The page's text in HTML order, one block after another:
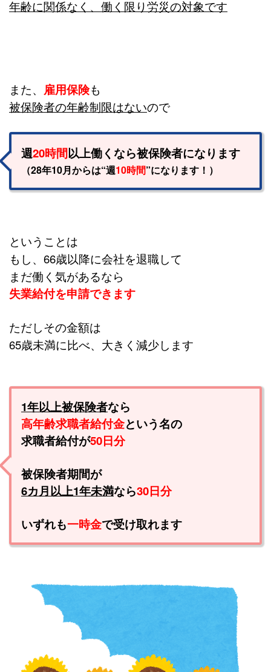
年齢に関係なく、働く限り労災の対象です
また、 雇用保険も
被保険者の年齢制限はないので
週20時間以上働くなら被保険者になります
（28年10月からは“週10時間”になります！）
ということは
もし、66歳以降に会社を退職して
まだ働く気があるなら
失業給付を申請できます
ただしその金額は
65歳未満に比べ、大きく減少します
1年以上被保険者なら
高年齢求職者給付金という名の
求職者給付が50日分
被保険者期間が
6カ月以上1年未満なら30日分
いずれも一時金で受け取れます